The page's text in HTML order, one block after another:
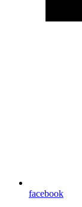
facebook